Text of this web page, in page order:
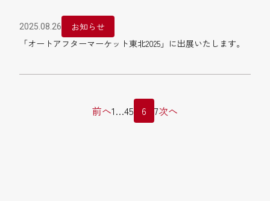
2025.08.26
お知らせ
「オートアフターマーケット東北2025」に出展いたします。
前へ1…45 6 7次へ